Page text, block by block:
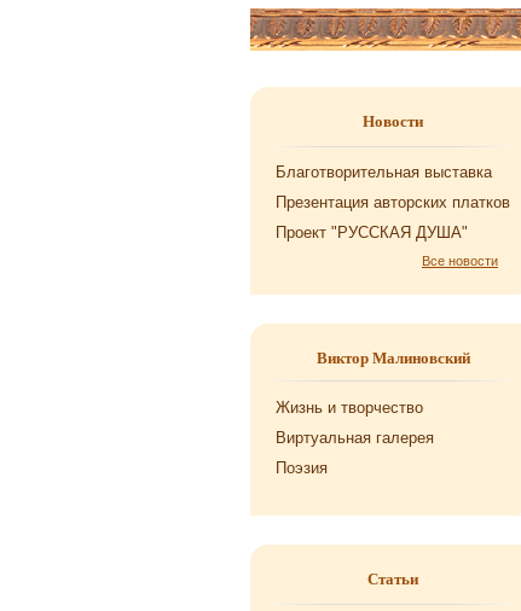
Новости
Благотворительная выставка
Презентация авторских платков
Проект "РУССКАЯ ДУША"
Все новости
Виктор Малиновский
Жизнь и творчество
Виртуальная галерея
Поэзия
Статьи